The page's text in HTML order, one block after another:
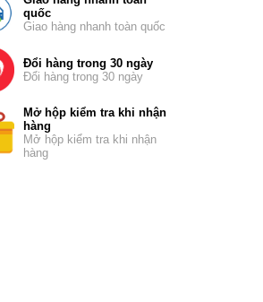
quốc
Giao hàng nhanh toàn quốc
Đổi hàng trong 30 ngày
Đổi hàng trong 30 ngày
Mở hộp kiểm tra khi nhận
hàng
Mở hộp kiểm tra khi nhận
hàng